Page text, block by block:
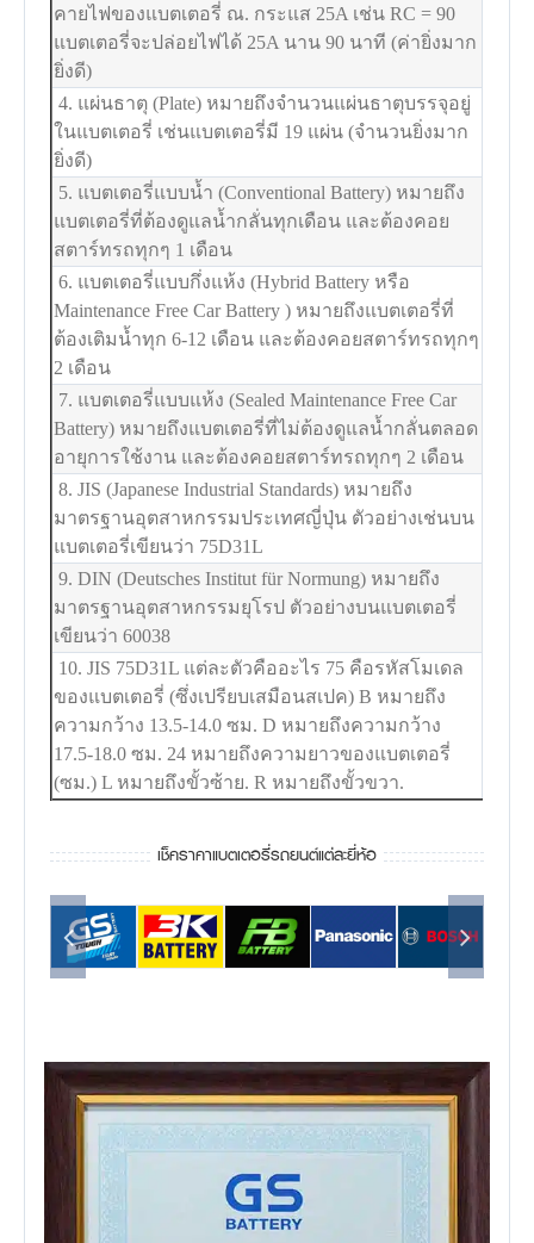
คายไฟของแบตเตอรี่ ณ. กระแส 25A เช่น RC = 90
แบตเตอรี่จะปล่อยไฟได้ 25A นาน 90 นาที (ค่ายิ่งมาก
ยิ่งดี)
4. แผ่นธาตุ (Plate) หมายถึงจำนวนแผ่นธาตุบรรจุอยู่
ในแบตเตอรี่ เช่นแบตเตอรี่มี 19 แผ่น (จำนวนยิ่งมาก
ยิ่งดี)
5. แบตเตอรี่แบบน้ำ (Conventional Battery) หมายถึง
แบตเตอรี่ที่ต้องดูแลน้ำกลั่นทุกเดือน และต้องคอย
สตาร์ทรถทุกๆ 1 เดือน
6. แบตเตอรี่แบบกึ่งแห้ง (Hybrid Battery หรือ
Maintenance Free Car Battery ) หมายถึงแบตเตอรี่ที่
ต้องเติมน้ำทุก 6-12 เดือน และต้องคอยสตาร์ทรถทุกๆ
2 เดือน
7. แบตเตอรี่แบบแห้ง (Sealed Maintenance Free Car
Battery) หมายถึงแบตเตอรี่ที่ไม่ต้องดูแลน้ำกลั่นตลอด
อายุการใช้งาน และต้องคอยสตาร์ทรถทุกๆ 2 เดือน
8. JIS (Japanese Industrial Standards) หมายถึง
มาตรฐานอุตสาหกรรมประเทศญี่ปุ่น ตัวอย่างเช่นบน
แบตเตอรี่เขียนว่า 75D31L
9. DIN (Deutsches Institut für Normung) หมายถึง
มาตรฐานอุตสาหกรรมยุโรป ตัวอย่างบนแบตเตอรี่
เขียนว่า 60038
10. JIS 75D31L แต่ละตัวคืออะไร 75 คือรหัสโมเดล
ของแบตเตอรี่ (ซึ่งเปรียบเสมือนสเปค) B หมายถึง
ความกว้าง 13.5-14.0 ซม. D หมายถึงความกว้าง
17.5-18.0 ซม. 24 หมายถึงความยาวของแบตเตอรี่
(ซม.) L หมายถึงขั้วซ้าย. R หมายถึงขั้วขวา.
เช็คราคาแบตเตอรี่รถยนต์แต่ละยี่ห้อ